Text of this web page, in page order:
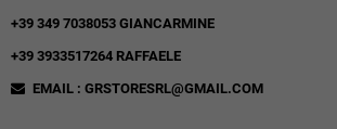
+39 349 7038053 GIANCARMINE
+39 3933517264 RAFFAELE
EMAIL : GRSTORESRL@GMAIL.COM